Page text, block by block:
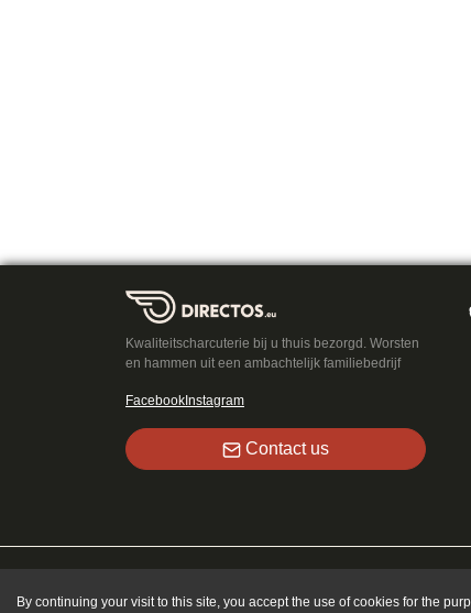
Kwaliteitscharcuterie bij u thuis bezorgd. Worsten
en hammen uit een ambachtelijk familiebedrijf
Facebook Instagram
Contact us
By continuing your visit to this site, you accept the use of cookies for the